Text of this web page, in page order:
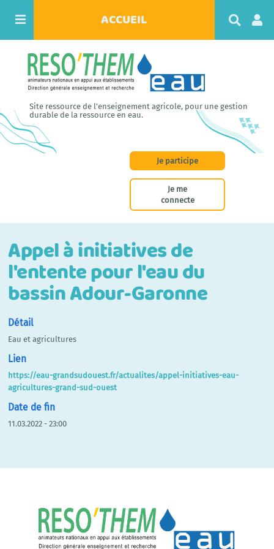
ACCUEIL
c
e
r
Site ressource de l'enseignement agricole, pour une gestion
durable de la ressource en eau.
Je participe
Je me
connecte
Appel à initiatives de
l'entente pour l'eau du
bassin Adour-Garonne
Détail
Eau et agricultures
Lien
https://eau-grandsudouest.fr/actualites/appel-initiatives-eau-
agricultures-grand-sud-ouest
Date de fin
11.03.2022 - 23:00